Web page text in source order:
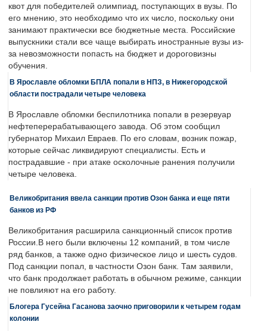
квот для победителей олимпиад, поступающих в вузы. По
его мнению, это необходимо что их число, поскольку они
занимают практически все бюджетные места. Российские
выпускники стали все чаще выбирать иностранные вузы из-
за невозможности попасть на бюджет и дороговизны
обучения.
В Ярославле обломки БПЛА попали в НПЗ, в Нижегородской
области пострадали четыре человека
В Ярославле обломки беспилотника попали в резервуар
нефтеперерабатывающего завода. Об этом сообщил
губернатор Михаил Евраев. По его словам, возник пожар,
которые сейчас ликвидируют специалисты. Есть и
пострадавшие - при атаке осколочные ранения получили
четыре человека.
Великобритания ввела санкции против Озон банка и еще пяти
банков из РФ
Великобритания расширила санкционный список против
России.В него были включены 12 компаний, в том числе
ряд банков, а также одно физическое лицо и шесть судов.
Под санкции попал, в частности Озон банк. Там заявили,
что банк продолжает работать в обычном режиме, санкции
не повлияют на его работу.
Блогера Гусейна Гасанова заочно приговорили к четырем годам
колонии